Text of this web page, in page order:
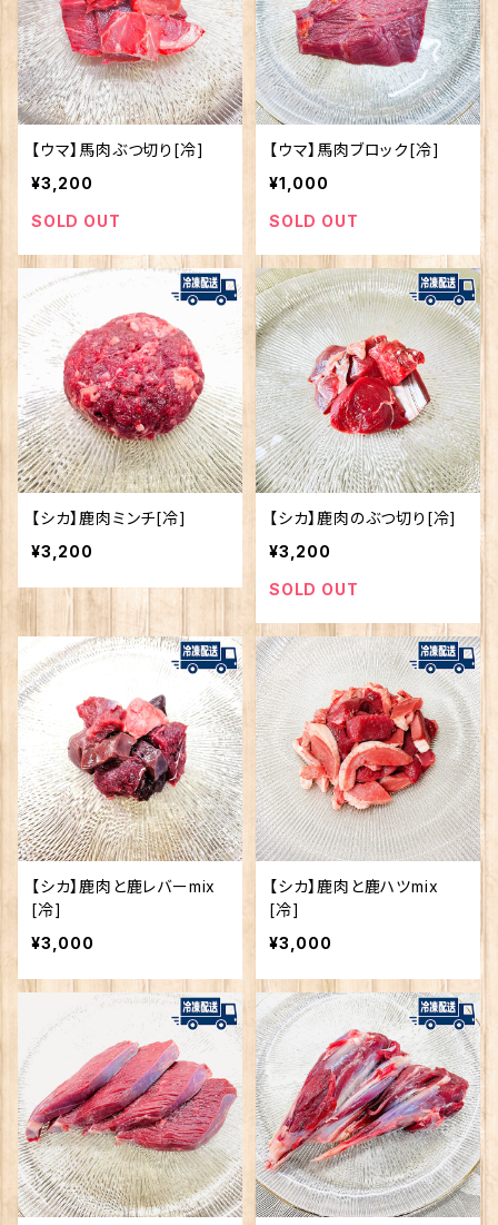
【ウマ】馬肉ぶつ切り[冷]
¥3,200
SOLD OUT
【ウマ】馬肉ブロック[冷]
¥1,000
SOLD OUT
【シカ】鹿肉ミンチ[冷]
¥3,200
【シカ】鹿肉のぶつ切り[冷]
¥3,200
SOLD OUT
【シカ】鹿肉と鹿レバーmix
[冷]
¥3,000
【シカ】鹿肉と鹿ハツmix
[冷]
¥3,000